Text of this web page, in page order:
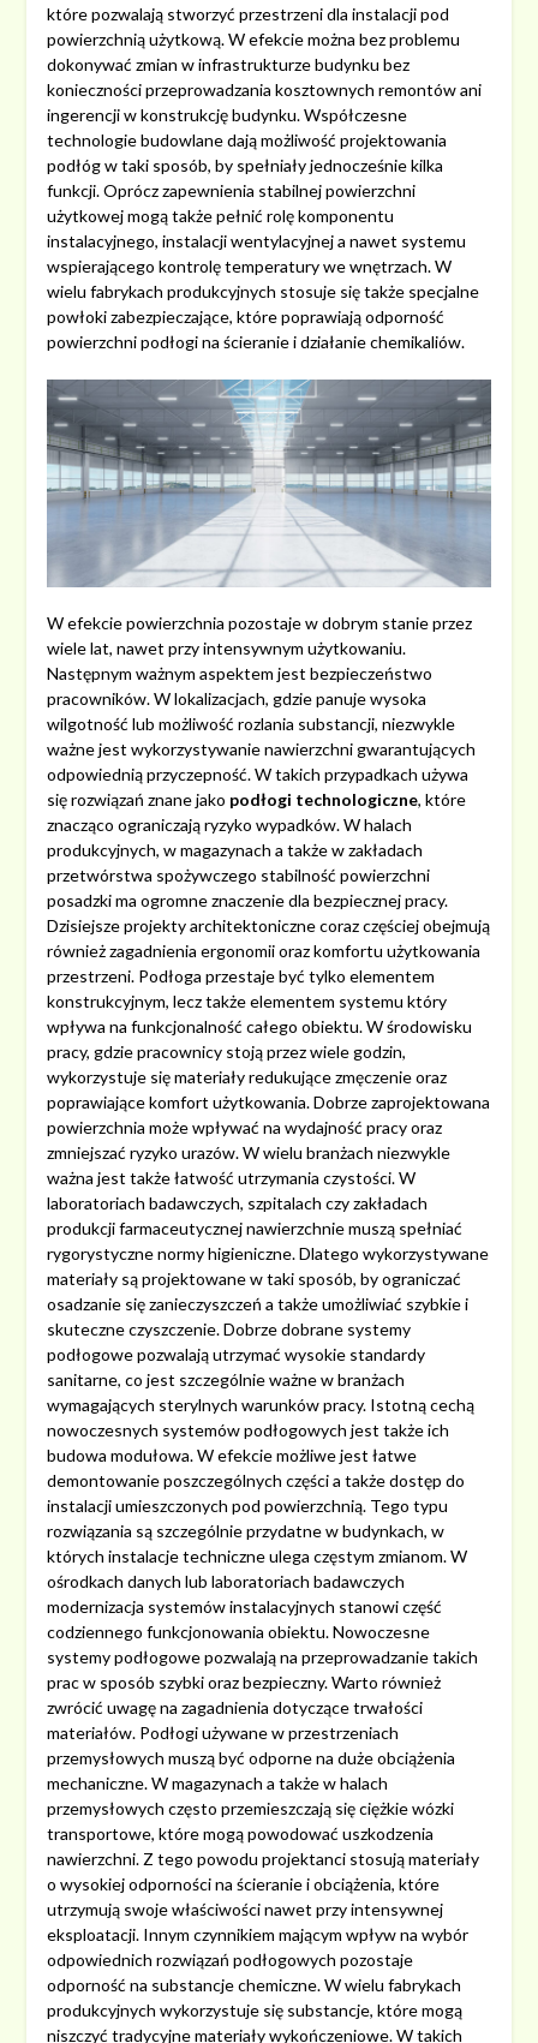
które pozwalają stworzyć przestrzeni dla instalacji pod
powierzchnią użytkową. W efekcie można bez problemu
dokonywać zmian w infrastrukturze budynku bez
konieczności przeprowadzania kosztownych remontów ani
ingerencji w konstrukcję budynku. Współczesne
technologie budowlane dają możliwość projektowania
podłóg w taki sposób, by spełniały jednocześnie kilka
funkcji. Oprócz zapewnienia stabilnej powierzchni
użytkowej mogą także pełnić rolę komponentu
instalacyjnego, instalacji wentylacyjnej a nawet systemu
wspierającego kontrolę temperatury we wnętrzach. W
wielu fabrykach produkcyjnych stosuje się także specjalne
powłoki zabezpieczające, które poprawiają odporność
powierzchni podłogi na ścieranie i działanie chemikaliów.
W efekcie powierzchnia pozostaje w dobrym stanie przez
wiele lat, nawet przy intensywnym użytkowaniu.
Następnym ważnym aspektem jest bezpieczeństwo
pracowników. W lokalizacjach, gdzie panuje wysoka
wilgotność lub możliwość rozlania substancji, niezwykle
ważne jest wykorzystywanie nawierzchni gwarantujących
odpowiednią przyczepność. W takich przypadkach używa
się rozwiązań znane jako podłogi technologiczne, które
znacząco ograniczają ryzyko wypadków. W halach
produkcyjnych, w magazynach a także w zakładach
przetwórstwa spożywczego stabilność powierzchni
posadzki ma ogromne znaczenie dla bezpiecznej pracy.
Dzisiejsze projekty architektoniczne coraz częściej obejmują
również zagadnienia ergonomii oraz komfortu użytkowania
przestrzeni. Podłoga przestaje być tylko elementem
konstrukcyjnym, lecz także elementem systemu który
wpływa na funkcjonalność całego obiektu. W środowisku
pracy, gdzie pracownicy stoją przez wiele godzin,
wykorzystuje się materiały redukujące zmęczenie oraz
poprawiające komfort użytkowania. Dobrze zaprojektowana
powierzchnia może wpływać na wydajność pracy oraz
zmniejszać ryzyko urazów. W wielu branżach niezwykle
ważna jest także łatwość utrzymania czystości. W
laboratoriach badawczych, szpitalach czy zakładach
produkcji farmaceutycznej nawierzchnie muszą spełniać
rygorystyczne normy higieniczne. Dlatego wykorzystywane
materiały są projektowane w taki sposób, by ograniczać
osadzanie się zanieczyszczeń a także umożliwiać szybkie i
skuteczne czyszczenie. Dobrze dobrane systemy
podłogowe pozwalają utrzymać wysokie standardy
sanitarne, co jest szczególnie ważne w branżach
wymagających sterylnych warunków pracy. Istotną cechą
nowoczesnych systemów podłogowych jest także ich
budowa modułowa. W efekcie możliwe jest łatwe
demontowanie poszczególnych części a także dostęp do
instalacji umieszczonych pod powierzchnią. Tego typu
rozwiązania są szczególnie przydatne w budynkach, w
których instalacje techniczne ulega częstym zmianom. W
ośrodkach danych lub laboratoriach badawczych
modernizacja systemów instalacyjnych stanowi część
codziennego funkcjonowania obiektu. Nowoczesne
systemy podłogowe pozwalają na przeprowadzanie takich
prac w sposób szybki oraz bezpieczny. Warto również
zwrócić uwagę na zagadnienia dotyczące trwałości
materiałów. Podłogi używane w przestrzeniach
przemysłowych muszą być odporne na duże obciążenia
mechaniczne. W magazynach a także w halach
przemysłowych często przemieszczają się ciężkie wózki
transportowe, które mogą powodować uszkodzenia
nawierzchni. Z tego powodu projektanci stosują materiały
o wysokiej odporności na ścieranie i obciążenia, które
utrzymują swoje właściwości nawet przy intensywnej
eksploatacji. Innym czynnikiem mającym wpływ na wybór
odpowiednich rozwiązań podłogowych pozostaje
odporność na substancje chemiczne. W wielu fabrykach
produkcyjnych wykorzystuje się substancje, które mogą
niszczyć tradycyjne materiały wykończeniowe. W takich